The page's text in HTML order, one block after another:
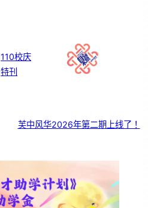
110校庆
特刊
芙中风华2026年第二期上线了！